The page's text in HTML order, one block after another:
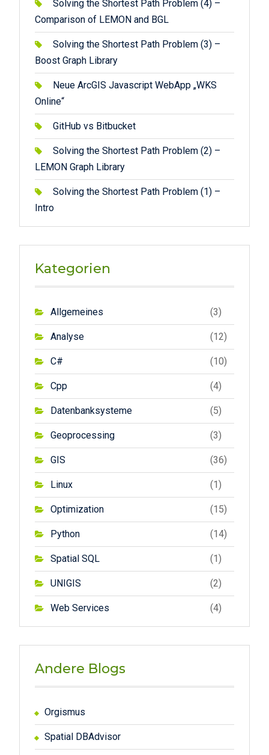
Solving the Shortest Path Problem (4) –
Comparison of LEMON and BGL
Solving the Shortest Path Problem (3) –
Boost Graph Library
Neue ArcGIS Javascript WebApp „WKS
Online“
GitHub vs Bitbucket
Solving the Shortest Path Problem (2) –
LEMON Graph Library
Solving the Shortest Path Problem (1) –
Intro
Kategorien
Allgemeines (3)
Analyse (12)
C# (10)
Cpp (4)
Datenbanksysteme (5)
Geoprocessing (3)
GIS (36)
Linux (1)
Optimization (15)
Python (14)
Spatial SQL (1)
UNIGIS (2)
Web Services (4)
Andere Blogs
Orgismus
Spatial DBAdvisor